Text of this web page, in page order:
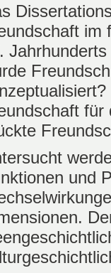
im
für
und